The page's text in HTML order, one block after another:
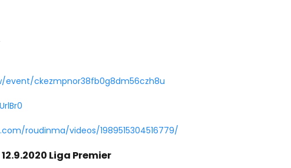
ckezmpnor38fb0g8dm56czh8u
roudinma/videos/1989515304516779/
Liga Premier